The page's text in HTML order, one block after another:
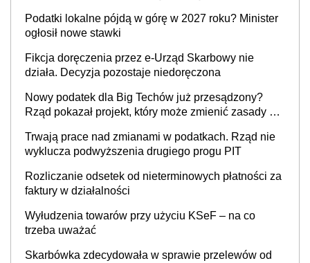
cywilnoprawnej jedynym racjonalnym wyjściem
Podatki lokalne pójdą w górę w 2027 roku? Minister
ogłosił nowe stawki
Fikcja doręczenia przez e-Urząd Skarbowy nie
działa. Decyzja pozostaje niedoręczona
Nowy podatek dla Big Techów już przesądzony?
Rząd pokazał projekt, który może zmienić zasady gry
Trwają prace nad zmianami w podatkach. Rząd nie
wyklucza podwyższenia drugiego progu PIT
Rozliczanie odsetek od nieterminowych płatności za
faktury w działalności
Wyłudzenia towarów przy użyciu KSeF – na co
trzeba uważać
Skarbówka zdecydowała w sprawie przelewów od